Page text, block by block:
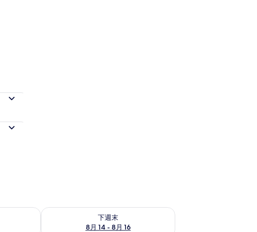
供應情況
下週末
8月 14 - 8月 16
查看下週末 (8月 14 - 8月 16) 的供應情況